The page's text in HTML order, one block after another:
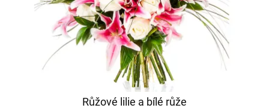
Růžové lilie a bílé růže